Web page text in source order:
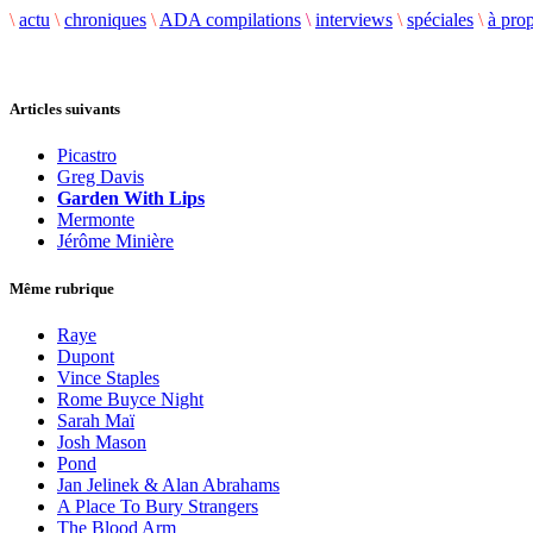
\ actu \ chroniques \ ADA compilations \ interviews \ spéciales \ à
Articles suivants
Picastro
Greg Davis
Garden With Lips
Mermonte
Jérôme Minière
Même rubrique
Raye
Dupont
Vince Staples
Rome Buyce Night
Sarah Maï
Josh Mason
Pond
Jan Jelinek & Alan Abrahams
A Place To Bury Strangers
The Blood Arm